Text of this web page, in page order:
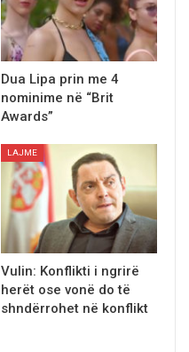
Dua Lipa prin me 4
nominime në “Brit
Awards”
LAJME
Vulin: Konflikti i ngrirë
herët ose vonë do të
shndërrohet në konflikt